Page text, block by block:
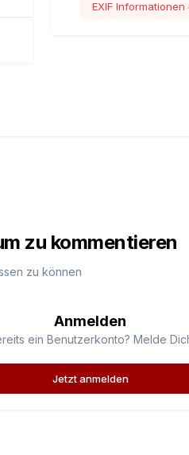
EXIF
zu kommentieren
zu können
Anmelden
ein Benutzerkonto? Melde
Jetzt anmelden